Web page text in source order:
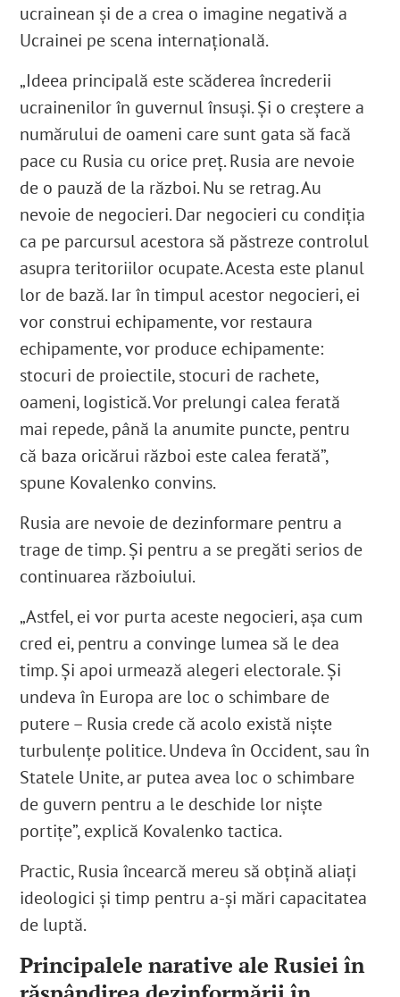
ucrainean și de a crea o imagine negativă a
Ucrainei pe scena internațională.
„Ideea principală este scăderea încrederii
ucrainenilor în guvernul însuși. Și o creștere a
numărului de oameni care sunt gata să facă
pace cu Rusia cu orice preț. Rusia are nevoie
de o pauză de la război. Nu se retrag. Au
nevoie de negocieri. Dar negocieri cu condiția
ca pe parcursul acestora să păstreze controlul
asupra teritoriilor ocupate. Acesta este planul
lor de bază. Iar în timpul acestor negocieri, ei
vor construi echipamente, vor restaura
echipamente, vor produce echipamente:
stocuri de proiectile, stocuri de rachete,
oameni, logistică. Vor prelungi calea ferată
mai repede, până la anumite puncte, pentru
că baza oricărui război este calea ferată”,
spune Kovalenko convins.
Rusia are nevoie de dezinformare pentru a
trage de timp. Și pentru a se pregăti serios de
continuarea războiului.
„Astfel, ei vor purta aceste negocieri, așa cum
cred ei, pentru a convinge lumea să le dea
timp. Și apoi urmează alegeri electorale. Și
undeva în Europa are loc o schimbare de
putere – Rusia crede că acolo există niște
turbulențe politice. Undeva în Occident, sau în
Statele Unite, ar putea avea loc o schimbare
de guvern pentru a le deschide lor niște
portițe”, explică Kovalenko tactica.
Practic, Rusia încearcă mereu să obțină aliați
ideologici și timp pentru a-și mări capacitatea
de luptă.
Principalele narative ale Rusiei în